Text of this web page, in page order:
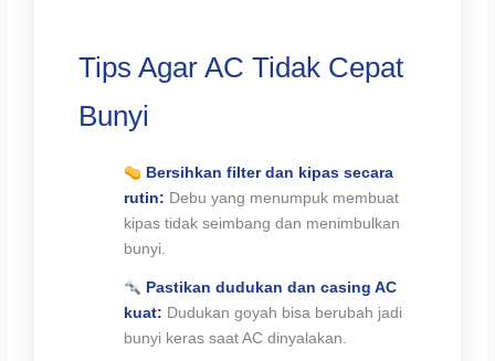
Tips Agar AC Tidak Cepat
Bunyi
Bersihkan filter dan kipas secara
rutin: Debu yang menumpuk membuat
kipas tidak seimbang dan menimbulkan
bunyi.
Pastikan dudukan dan casing AC
kuat: Dudukan goyah bisa berubah jadi
bunyi keras saat AC dinyalakan.